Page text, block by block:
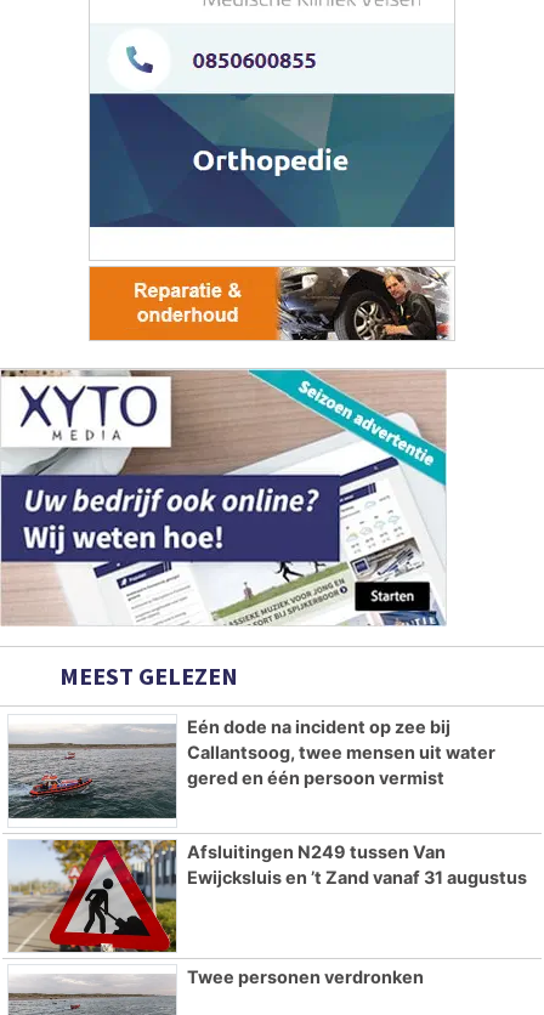
MEEST GELEZEN
Eén dode na incident op zee bij
Callantsoog, twee mensen uit water
gered en één persoon vermist
Afsluitingen N249 tussen Van
Ewijcksluis en ’t Zand vanaf 31 augustus
Twee personen verdronken